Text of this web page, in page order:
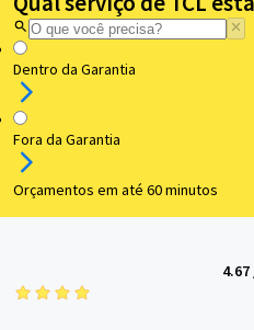
Dentro da Garantia
Fora da Garantia
Orçamentos em até 60 minutos
4.67